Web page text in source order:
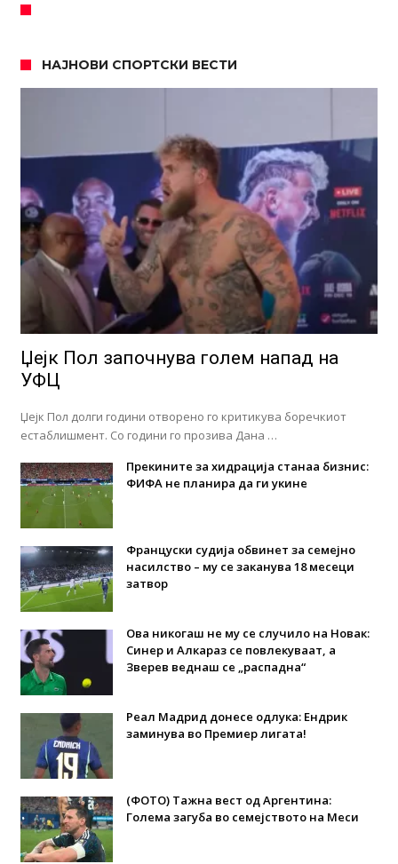
НАЈНОВИ СПОРТСКИ ВЕСТИ
Џејк Пол започнува голем напад на
УФЦ
Џејк Пол долги години отворено го критикува боречкиот
естаблишмент. Со години го прозива Дана …
Прекините за хидрација станаа бизнис:
ФИФА не планира да ги укине
Француски судија обвинет за семејно
насилство – му се заканува 18 месеци
затвор
Ова никогаш не му се случило на Новак:
Синер и Алкараз се повлекуваат, а
Зверев веднаш се „распадна“
Реал Мадрид донесе одлука: Eндрик
заминува во Премиер лигата!
(ФОТО) Тажна вест од Аргентина:
Голема загуба во семејството на Меси